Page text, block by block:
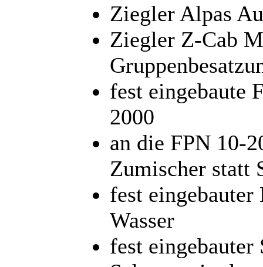
Ziegler Alpas
Ziegler Z-Cab
fest eingebaute
2000
an die FPN 10-
Zumischer statt
fest
Wasser
fest